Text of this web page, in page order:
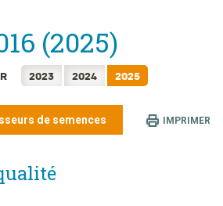
(2025)
2023 2024 2025
de semences IMPRIMER